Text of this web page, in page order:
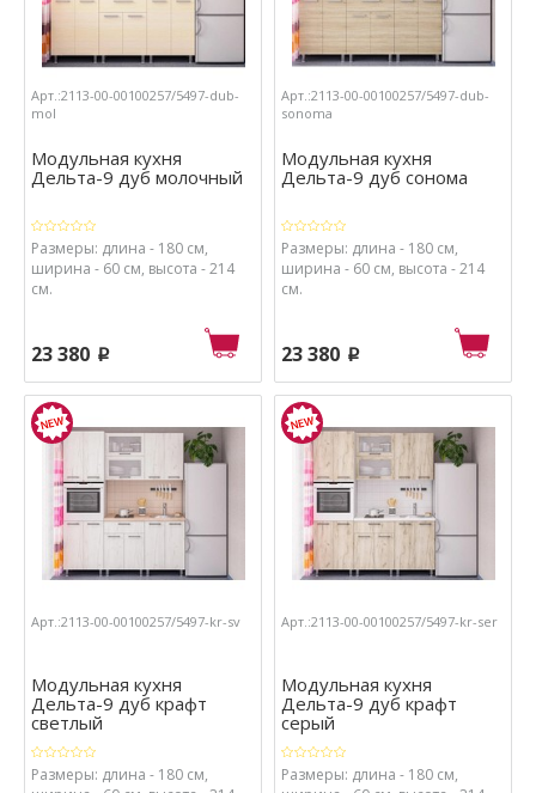
Арт.:2113-00-00100257/5497-dub-
mol
Модульная кухня
Дельта-9 дуб молочный
Размеры: длина - 180 см,
ширина - 60 см, высота - 214
см.
23 380 p
Арт.:2113-00-00100257/5497-dub-
sonoma
Модульная кухня
Дельта-9 дуб сонома
Размеры: длина - 180 см,
ширина - 60 см, высота - 214
см.
23 380 p
Арт.:2113-00-00100257/5497-kr-sv
Модульная кухня
Дельта-9 дуб крафт
светлый
Размеры: длина - 180 см,
Арт.:2113-00-00100257/5497-kr-ser
Модульная кухня
Дельта-9 дуб крафт
серый
Размеры: длина - 180 см,